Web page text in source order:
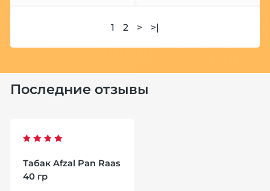
1 2 > >|
Последние отзывы
Табак Afzal Pan Raas
40 гр